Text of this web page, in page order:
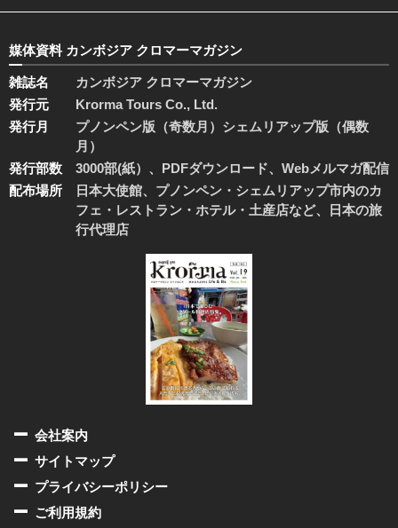
媒体資料 カンボジア クロマーマガジン
雑誌名
カンボジア クロマーマガジン
発行元
Krorma Tours Co., Ltd.
発行月
プノンペン版（奇数月）シェムリアップ版（偶数
月）
発行部数
3000部(紙）、PDFダウンロード、Webメルマガ配信
配布場所
日本大使館、プノンペン・シェムリアップ市内のカ
フェ・レストラン・ホテル・土産店など、日本の旅
行代理店
会社案内
サイトマップ
プライバシーポリシー
ご利用規約